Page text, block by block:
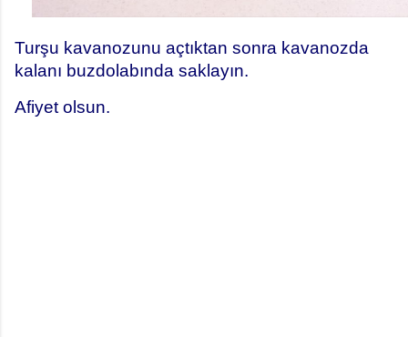
Turşu kavanozunu açtıktan sonra kavanozda
kalanı buzdolabında saklayın.
Afiyet olsun.